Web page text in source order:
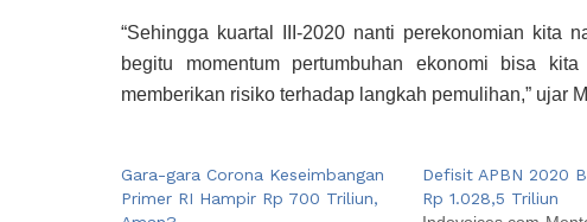
“Sehingga kuartal III-2020 nanti perekonomian kita
begitu momentum pertumbuhan ekonomi bisa
memberikan risiko terhadap langkah pemulihan,” ujar
Gara-gara Corona Keseimbangan
Primer RI Hampir Rp 700 Triliun,
Defisit APBN 2020
Rp 1.028,5 Triliun